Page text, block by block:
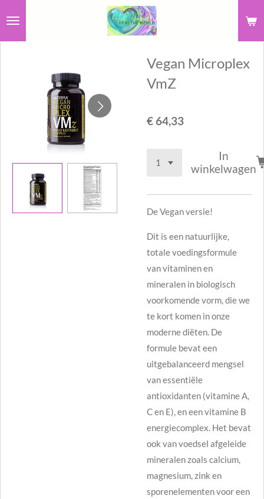
hoofdinhoud
Vegan Microplex
VmZ
€ 64,33
In
winkelwagen
De Vegan versie!
Dit is een natuurlijke,
totale voedingsformule
van vitaminen en
mineralen in biologisch
voorkomende vorm, die we
te kort komen in onze
moderne diëten. De
formule bevat een
uitgebalanceerd mengsel
van essentiële
antioxidanten (vitamine A,
C en E), en een vitamine B
energiecomplex. Het bevat
ook van voedsel afgeleide
mineralen zoals calcium,
magnesium, zink en
sporenelementen voor een